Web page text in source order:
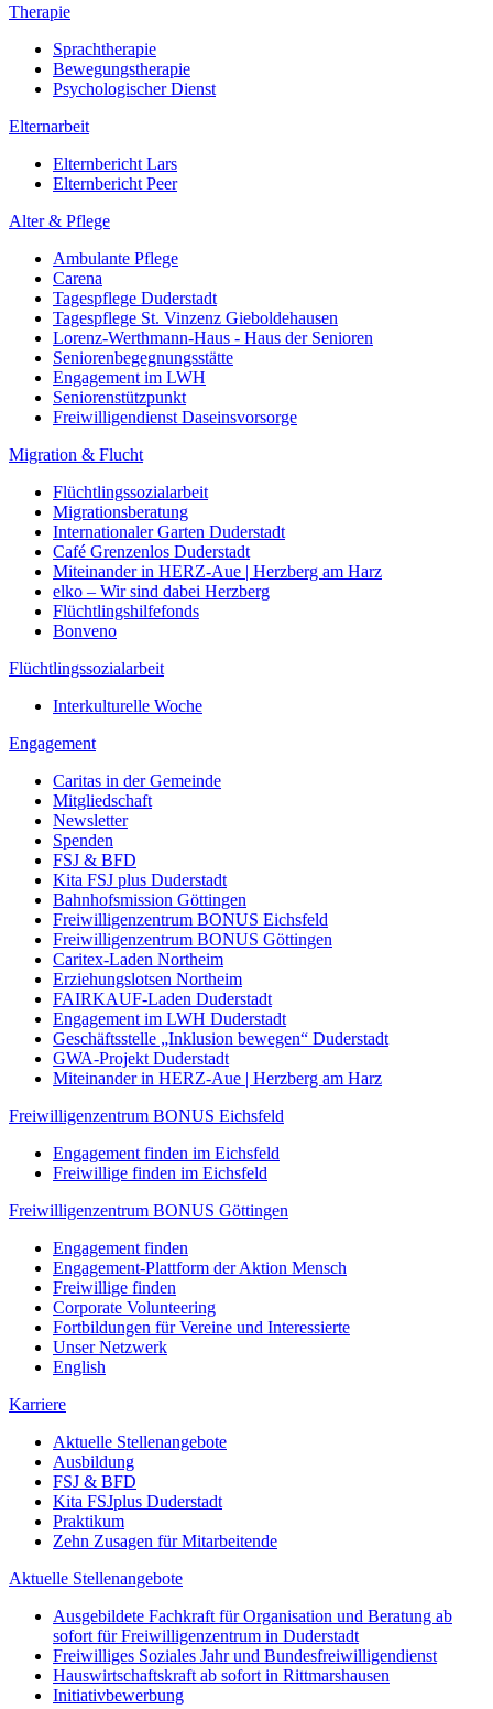
Therapie
Sprachtherapie
Bewegungstherapie
Psychologischer Dienst
Elternarbeit
Elternbericht Lars
Elternbericht Peer
Alter & Pflege
Ambulante Pflege
Carena
Tagespflege Duderstadt
Tagespflege St. Vinzenz Gieboldehausen
Lorenz-Werthmann-Haus - Haus der Senioren
Seniorenbegegnungsstätte
Engagement im LWH
Seniorenstützpunkt
Freiwilligendienst Daseinsvorsorge
Migration & Flucht
Flüchtlingssozialarbeit
Migrationsberatung
Internationaler Garten Duderstadt
Café Grenzenlos Duderstadt
Miteinander in HERZ-Aue | Herzberg am Harz
elko – Wir sind dabei Herzberg
Flüchtlingshilfefonds
Bonveno
Flüchtlingssozialarbeit
Interkulturelle Woche
Engagement
Caritas in der Gemeinde
Mitgliedschaft
Newsletter
Spenden
FSJ & BFD
Kita FSJ plus Duderstadt
Bahnhofsmission Göttingen
Freiwilligenzentrum BONUS Eichsfeld
Freiwilligenzentrum BONUS Göttingen
Caritex-Laden Northeim
Erziehungslotsen Northeim
FAIRKAUF-Laden Duderstadt
Engagement im LWH Duderstadt
Geschäftsstelle „Inklusion bewegen“ Duderstadt
GWA-Projekt Duderstadt
Miteinander in HERZ-Aue | Herzberg am Harz
Freiwilligenzentrum BONUS Eichsfeld
Engagement finden im Eichsfeld
Freiwillige finden im Eichsfeld
Freiwilligenzentrum BONUS Göttingen
Engagement finden
Engagement-Plattform der Aktion Mensch
Freiwillige finden
Corporate Volunteering
Fortbildungen für Vereine und Interessierte
Unser Netzwerk
English
Karriere
Aktuelle Stellenangebote
Ausbildung
FSJ & BFD
Kita FSJplus Duderstadt
Praktikum
Zehn Zusagen für Mitarbeitende
Aktuelle Stellenangebote
Ausgebildete Fachkraft für Organisation und Beratung ab
sofort für Freiwilligenzentrum in Duderstadt
Freiwilliges Soziales Jahr und Bundesfreiwilligendienst
Hauswirtschaftskraft ab sofort in Rittmarshausen
Initiativbewerbung